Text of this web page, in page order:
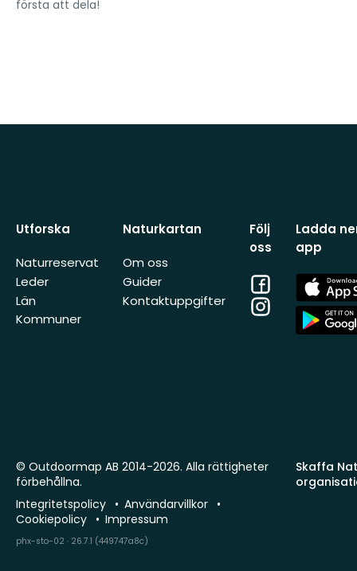
första att dela!
Utforska
Naturreservat
Leder
Län
Kommuner
Naturkartan
Om oss
Guider
Kontaktuppgifter
Följ
oss
Facebook
Instagram
Ladda
app
App
Store
App
Store
Skaffa
© Outdoormap AB 2014-2026. Alla rättigheter
förbehållna.
Integritetspolicy
Användarvillkor
Cookiepolicy
Impressum
phx-sto-02 · 26.7.1 (449747a8c)